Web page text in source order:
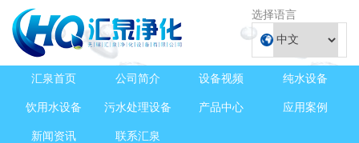
选择语言
汇泉首页 公司简介 设备视频 纯水设备
饮用水设备 污水处理设备 产品中心 应用案例
新闻资讯 联系汇泉